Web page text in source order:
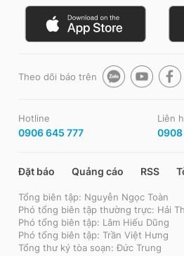
Theo dõi báo trên
Hotline
0906 645 777
Liên
0908
Đặt báo Quảng cáo RSS
Tổng biên tập: Nguyễn Ngọc Toàn
Phó tổng biên tập thường trực: Hải
Phó tổng biên tập: Lâm Hiếu Dũng
Phó tổng biên tập: Trần Việt Hưng
Tổng thư ký tòa soạn: Đức Trung